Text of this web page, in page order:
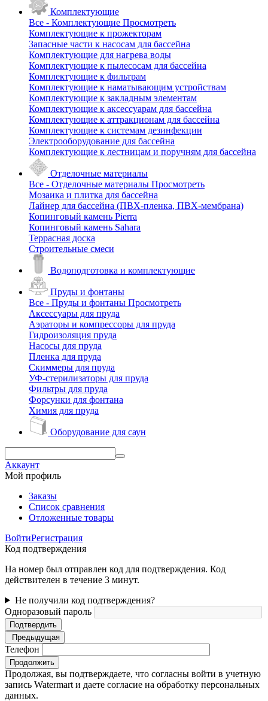
Комплектующие
Все - Комплектующие Просмотреть
Комплектующие к прожекторам
Запасные части к насосам для бассейна
Комплектующие для нагрева воды
Комплектующие к пылесосам для бассейна
Комплектующие к фильтрам
Комплектующие к наматывающим устройствам
Комплектующие к закладным элементам
Комплектующие к аксессуарам для бассейна
Комплектующие к аттракционам для бассейна
Комплектующие к системам дезинфекции
Электрооборудование для бассейна
Комплектующие к лестницам и поручням для бассейна
Отделочные материалы
Все - Отделочные материалы Просмотреть
Мозаика и плитка для бассейна
Лайнер для бассейна (ПВХ-пленка, ПВХ-мембрана)
Копинговый камень Pierra
Копинговый камень Sahara
Террасная доска
Строительные смеси
Водоподготовка и комплектующие
Пруды и фонтаны
Все - Пруды и фонтаны Просмотреть
Аксессуары для пруда
Аэраторы и компрессоры для пруда
Гидроизоляция пруда
Насосы для пруда
Пленка для пруда
Скиммеры для пруда
УФ-стерилизаторы для пруда
Фильтры для пруда
Форсунки для фонтана
Химия для пруда
Оборудование для саун
Аккаунт
Мой профиль
Заказы
Список сравнения
Отложенные товары
ВойтиРегистрация
Код подтверждения
На номер был отправлен код для подтверждения. Код
действителен в течение 3 минут.
Не получили код подтверждения?
Одноразовый пароль
Подтвердить
Предыдущая
Телефон
Продолжить
Продолжая, вы подтверждаете, что согласны войти в учетную
запись Watermart и даете согласие на обработку персональных
данных.